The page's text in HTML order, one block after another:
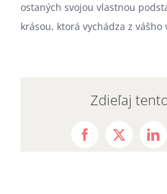
ostaných svojou vlastnou
krásou, ktorá vychádza z vášho
Zdieľaj
Facebook
X